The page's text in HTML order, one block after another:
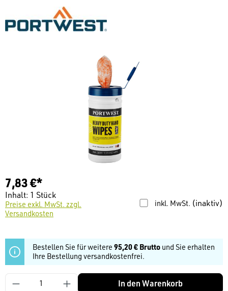
7,83 €*
Inhalt: 1 Stück
inkl. MwSt. (inaktiv)
Preise exkl. MwSt. zzgl.
Versandkosten
Bestellen Sie für weitere 95,20 € Brutto und Sie erhalten
Ihre Bestellung versandkostenfrei.
Produkt Anzahl: Gib den gewünschten Wert
In den Warenkorb